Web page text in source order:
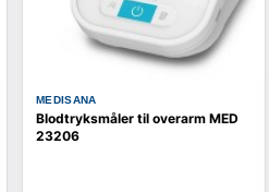
MEDISANA
Blodtryksmåler til overarm MED
23206